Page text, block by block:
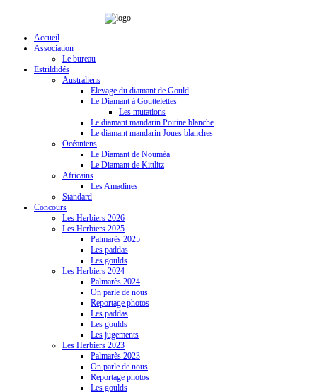
Accueil
Association
Le bureau
Estrildidés
Australiens
Elevage du diamant de Gould
Le Diamant à Gouttelettes
Les mutations
Le diamant mandarin Poitine blanche
Le diamant mandarin Joues blanches
Océaniens
Le Diamant de Nouméa
Le Diamant de Kittlitz
Africains
Les Amadines
Standard
Concours
Les Herbiers 2026
Les Herbiers 2025
Palmarès 2025
Les paddas
Les goulds
Les Herbiers 2024
Palmarès 2024
On parle de nous
Reportage photos
Les paddas
Les goulds
Les jugements
Les Herbiers 2023
Palmarès 2023
On parle de nous
Reportage photos
Les goulds